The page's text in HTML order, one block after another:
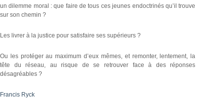
un dilemme moral : que faire de tous ces jeunes endoctrinés qu’il trouve
sur son chemin ?
Les livrer à la justice pour satisfaire ses supérieurs ?
Ou les protéger au maximum d’eux mêmes, et remonter, lentement, la
tête du réseau, au risque de se retrouver face à des réponses
désagréables ?
Francis Ryck